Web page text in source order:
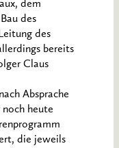
dem
des
des
bereits
Claus
Absprache
heute
die jeweils